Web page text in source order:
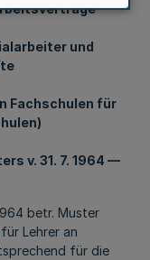
und
Fachschulen für
v. 31. 7. 1964 —
betr. Muster
Lehrer an
für die